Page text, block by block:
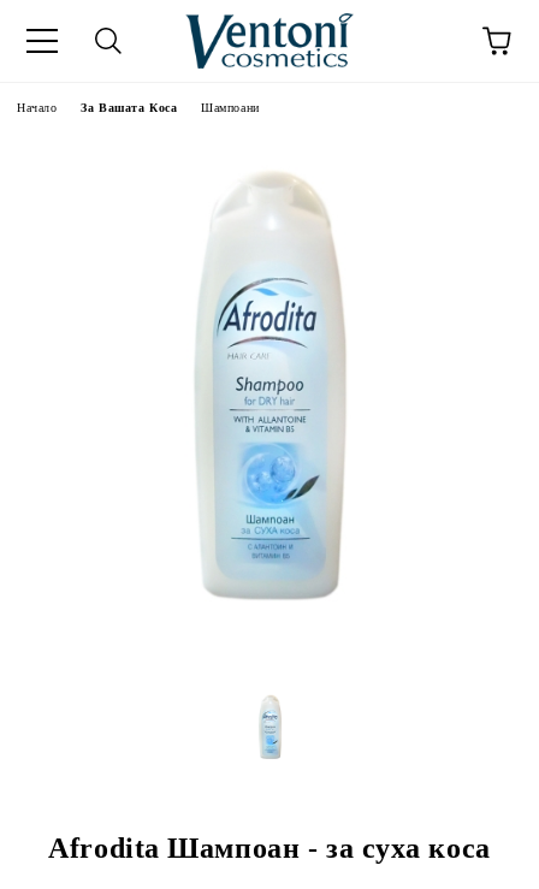
Начало За Вашата Коса Шампоани
Afrodita Шампоан - за суха коса